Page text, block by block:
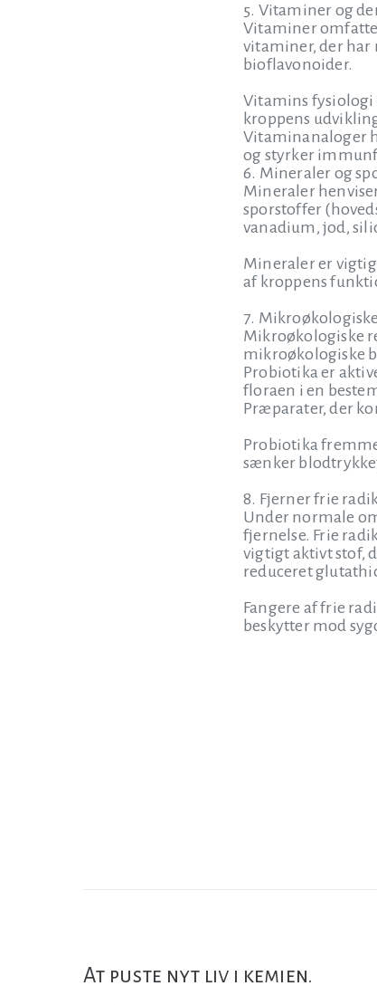
5. Vitaminer og
Vitaminer
vitaminer, der har
bioflavonoider.
Vitamins fysiologi
kroppens
Vitaminanaloger
og styrker
6. Mineraler og
Mineraler
sporstoffer
vanadium, jod,
Mineraler er
af kroppens
7.
Mikroøkologiske
mikroøkologiske
Probiotika er
floraen i en
Præparater, der
Probiotika
sænker
8. Fjerner frie
Under normale
fjernelse. Frie
vigtigt aktivt stof,
reduceret
Fangere af frie
beskytter mod
At puste nyt liv i kemien.